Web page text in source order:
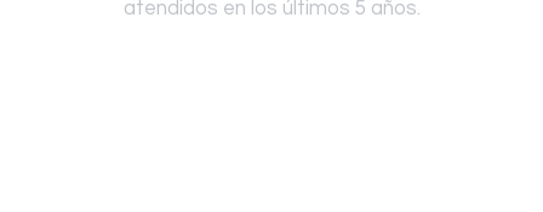
atendidos en los últimos 5 años.